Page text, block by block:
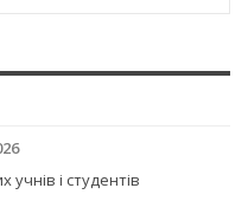
і студентів